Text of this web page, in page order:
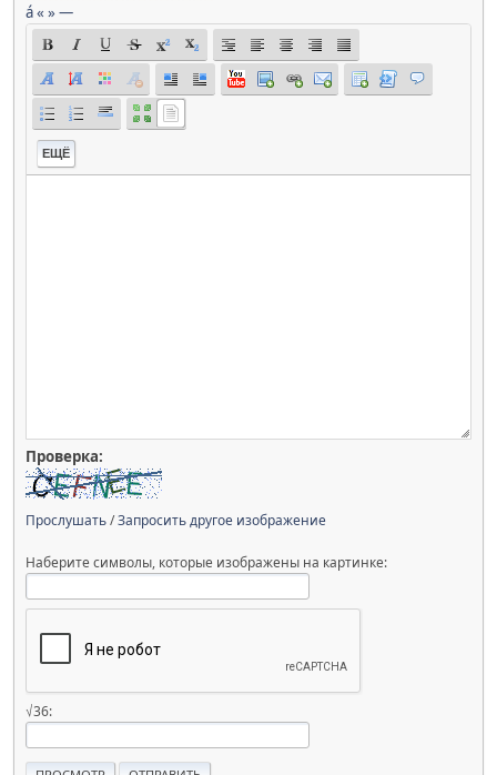
á« »—
ЕЩЁ
Проверка:
Прослушать/Запросить другое изображение
Наберите символы, которые изображены на картинке:
√36: